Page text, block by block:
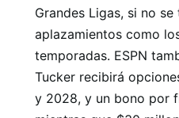
Grandes Ligas, si no
aplazamientos como
temporadas. ESPN
Tucker recibirá
y 2028, y un bono por